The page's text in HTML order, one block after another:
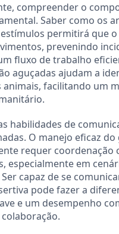
compreender o
Saber como os
permitirá que
prevenindo
fluxo de trabalho
aguçadas ajudam a
animais, facilitando um
habilidades de
O manejo eficaz do
requer coordenação
especialmente em
capaz de se
pode fazer a
e um desempenho